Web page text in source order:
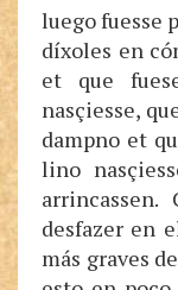
luego fuesse
díxoles en
et que
nasçiesse,
dampno et
lino
desfazer en
más graves